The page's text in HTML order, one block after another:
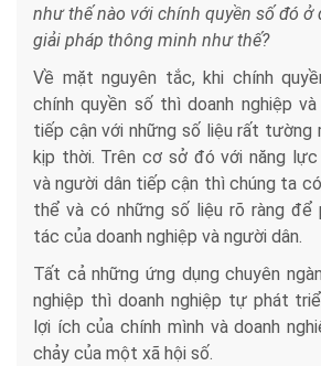
như thế nào với chính quyền số đó ở
giải pháp thông minh như thế?
Về mặt nguyên tắc, khi chính
chính quyền số thì doanh nghiệp
tiếp cận với những số liệu rất tường
kịp thời. Trên cơ sở đó với năng lực
và người dân tiếp cận thì chúng ta
thể và có những số liệu rõ ràng để
tác của doanh nghiệp và người dân.
Tất cả những ứng dụng chuyên
nghiệp thì doanh nghiệp tự phát
lợi ích của chính mình và doanh
chảy của một xã hội số.